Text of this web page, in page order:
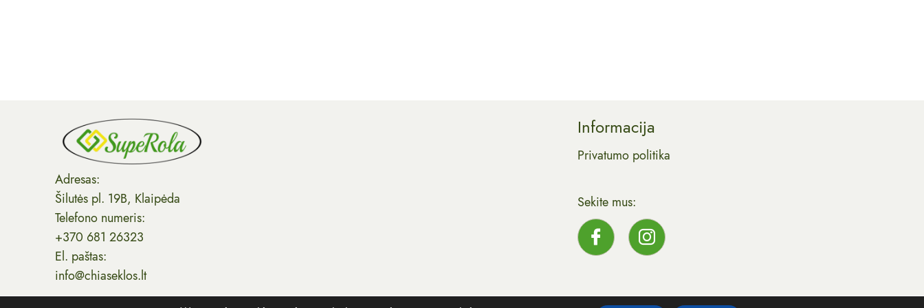
Adresas:
Šilutės pl. 19B, Klaipėda
Telefono numeris:
+370 681 26323
El. paštas:
info@chiaseklos.lt
Informacija
Privatumo politika
Sekite mus: